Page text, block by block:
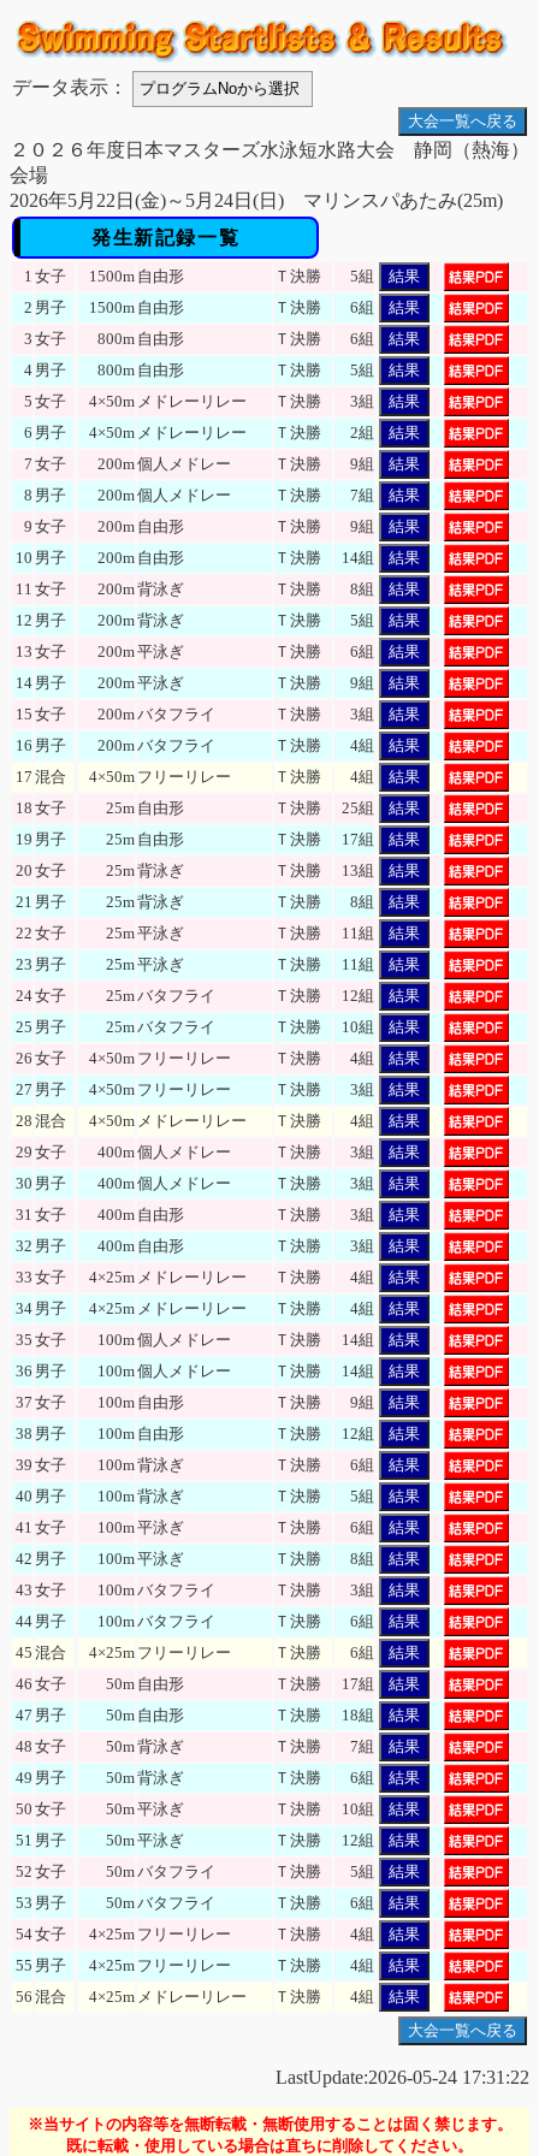
データ表示：
大会一覧へ戻る
２０２６年度日本マスターズ水泳短水路大会 静岡（熱海）
会場
2026年5月22日(金)～5月24日(日) マリンスパあたみ(25m)
発生新記録一覧
1 女子 1500m 自由形 Ｔ決勝 5組
結果
2 男子 1500m 自由形 Ｔ決勝 6組
結果
3 女子 800m 自由形 Ｔ決勝 6組
結果
4 男子 800m 自由形 Ｔ決勝 5組
結果
5 女子 4×50m メドレーリレー Ｔ決勝 3組
結果
6 男子 4×50m メドレーリレー Ｔ決勝 2組
結果
7 女子 200m個人メドレー Ｔ決勝 9組
結果
8 男子 200m個人メドレー Ｔ決勝 7組
結果
9 女子 200m 自由形 Ｔ決勝 9組
結果
10 男子 200m 自由形 Ｔ決勝 14組
結果
11 女子 200m背泳ぎ Ｔ決勝 8組
結果
12 男子 200m背泳ぎ Ｔ決勝 5組
結果
13 女子 200m平泳ぎ Ｔ決勝 6組
結果
14 男子 200m平泳ぎ Ｔ決勝 9組
結果
15 女子 200mバタフライ Ｔ決勝 3組
結果
16 男子 200mバタフライ Ｔ決勝 4組
結果
17 混合 4×50m フリーリレー Ｔ決勝 4組
結果
18 女子 25m 自由形 Ｔ決勝 25組
結果
19 男子 25m 自由形 Ｔ決勝 17組
結果
20 女子 25m背泳ぎ Ｔ決勝 13組
結果
21 男子 25m背泳ぎ Ｔ決勝 8組
結果
22 女子 25m平泳ぎ Ｔ決勝 11組
結果
23 男子 25m平泳ぎ Ｔ決勝 11組
結果
24女子 25mバタフライ Ｔ決勝 12組
結果
25 男子 25mバタフライ Ｔ決勝 10組
結果
26 女子 4×50m フリーリレー Ｔ決勝 4組
結果
27 男子 4×50m フリーリレー Ｔ決勝 3組
結果
28 混合 4×50m メドレーリレー Ｔ決勝 4組
結果
29 女子 400m個人メドレー Ｔ決勝 3組
結果
30 男子 400m個人メドレー Ｔ決勝 3組
結果
31 女子 400m 自由形 Ｔ決勝 3組
結果
32 男子 400m 自由形 Ｔ決勝 3組
結果
33 女子 4×25m メドレーリレー Ｔ決勝 4組
結果
34 男子 4×25m メドレーリレー Ｔ決勝 4組
結果
35 女子 100m個人メドレー Ｔ決勝 14組
結果
36 男子 100m個人メドレー Ｔ決勝 14組
結果
37 女子 100m 自由形 Ｔ決勝 9組
結果
38 男子 100m 自由形 Ｔ決勝 12組
結果
39 女子 100m背泳ぎ Ｔ決勝 6組
結果
40 男子 100m背泳ぎ Ｔ決勝 5組
結果
41 女子 100m平泳ぎ Ｔ決勝 6組
結果
42 男子 100m平泳ぎ Ｔ決勝 8組
結果
43 女子 100mバタフライ Ｔ決勝 3組
結果
44 男子 100mバタフライ Ｔ決勝 6組
結果
45 混合 4×25m フリーリレー Ｔ決勝 6組
結果
46 女子 50m 自由形 Ｔ決勝 17組
結果
47 男子 50m 自由形 Ｔ決勝 18組
結果
48 女子 50m背泳ぎ Ｔ決勝 7組
結果
49 男子 50m背泳ぎ Ｔ決勝 6組
結果
50 女子 50m平泳ぎ Ｔ決勝 10組
結果
51 男子 50m平泳ぎ Ｔ決勝 12組
結果
52 女子 50mバタフライ Ｔ決勝 5組
結果
53 男子 50mバタフライ Ｔ決勝 6組
結果
54女子 4×25m フリーリレー Ｔ決勝 4組
結果
55 男子 4×25m フリーリレー Ｔ決勝 4組
結果
56 混合 4×25m メドレーリレー Ｔ決勝 4組
結果
大会一覧へ戻る
LastUpdate:2026-05-24 17:31:22
※当サイトの内容等を無断転載・無断使用することは固く禁じます。
既に転載・使用している場合は直ちに削除してください。